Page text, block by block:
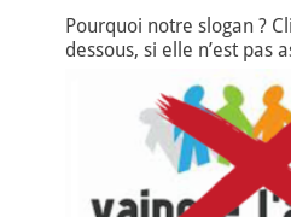
Pourquoi notre slogan ?
dessous, si elle n’est pas